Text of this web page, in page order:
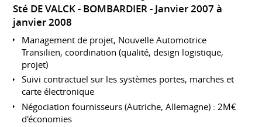
Sté DE VALCK - BOMBARDIER
Janvier 2007 à
janvier 2008
Management de projet, Nouvelle Automotrice
Transilien, coordination (qualité, design logistique,
projet)
Suivi contractuel sur les systèmes portes, marches et
carte électronique
Négociation fournisseurs (Autriche, Allemagne) : 2M€
d'économies